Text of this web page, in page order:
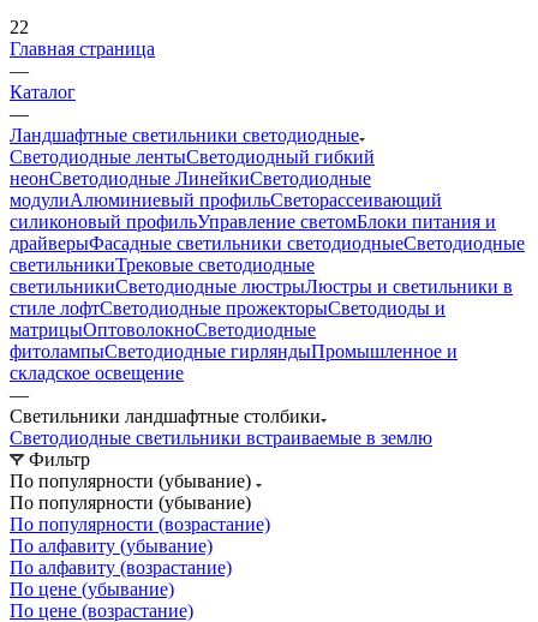
22
Главная страница
—
Каталог
—
Ландшафтные светильники светодиодные
Светодиодные лентыСветодиодный гибкий
неонСветодиодные ЛинейкиСветодиодные
модулиАлюминиевый профильСветорассеивающий
силиконовый профильУправление светомБлоки питания и
драйверыФасадные светильники светодиодныеСветодиодные
светильникиТрековые светодиодные
светильникиСветодиодные люстрыЛюстры и светильники в
стиле лофтСветодиодные прожекторыСветодиоды и
матрицыОптоволокноСветодиодные
фитолампыСветодиодные гирляндыПромышленное и
складское освещение
—
Светильники ландшафтные столбики
Светодиодные светильники встраиваемые в землю
Фильтр
По популярности (убывание)
По популярности (убывание)
По популярности (возрастание)
По алфавиту (убывание)
По алфавиту (возрастание)
По цене (убывание)
По цене (возрастание)